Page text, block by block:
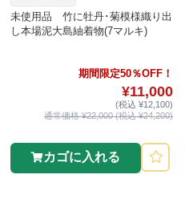
未使用品 竹に牡丹･菊模様織り出
し本場泥大島紬着物(7マルキ)
期間限定50％OFF！
¥11,000
(税込 ¥12,100)
通常価格 ¥22,000 (税込 ¥24,200)
カゴに入れる